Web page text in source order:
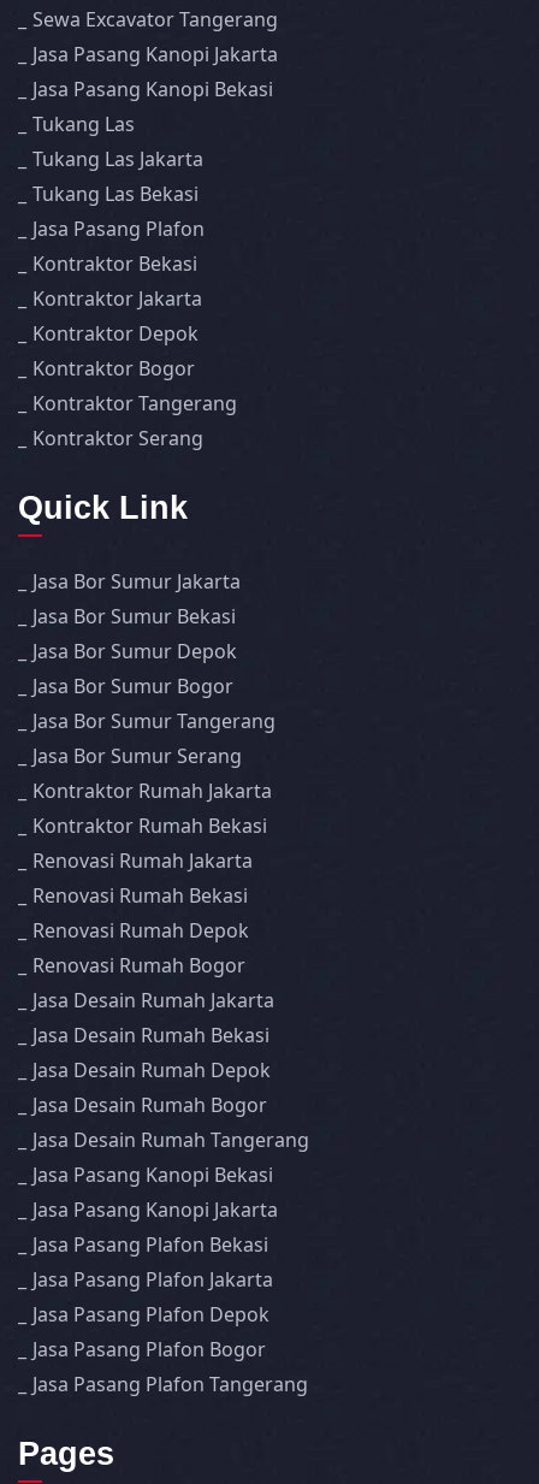
Sewa Excavator Tangerang
Jasa Pasang Kanopi Jakarta
Jasa Pasang Kanopi Bekasi
Tukang Las
Tukang Las Jakarta
Tukang Las Bekasi
Jasa Pasang Plafon
Kontraktor Bekasi
Kontraktor Jakarta
Kontraktor Depok
Kontraktor Bogor
Kontraktor Tangerang
Kontraktor Serang
Quick Link
Jasa Bor Sumur Jakarta
Jasa Bor Sumur Bekasi
Jasa Bor Sumur Depok
Jasa Bor Sumur Bogor
Jasa Bor Sumur Tangerang
Jasa Bor Sumur Serang
Kontraktor Rumah Jakarta
Kontraktor Rumah Bekasi
Renovasi Rumah Jakarta
Renovasi Rumah Bekasi
Renovasi Rumah Depok
Renovasi Rumah Bogor
Jasa Desain Rumah Jakarta
Jasa Desain Rumah Bekasi
Jasa Desain Rumah Depok
Jasa Desain Rumah Bogor
Jasa Desain Rumah Tangerang
Jasa Pasang Kanopi Bekasi
Jasa Pasang Kanopi Jakarta
Jasa Pasang Plafon Bekasi
Jasa Pasang Plafon Jakarta
Jasa Pasang Plafon Depok
Jasa Pasang Plafon Bogor
Jasa Pasang Plafon Tangerang
Pages